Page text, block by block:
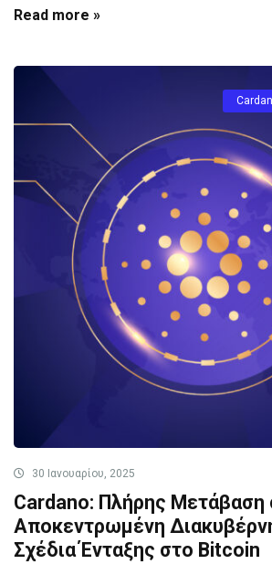
Read more »
30 Ιανουαρίου, 2025
Cardano: Πλήρης Μετάβαση
Αποκεντρωμένη
Σχέδια Ένταξης στο Bitcoin